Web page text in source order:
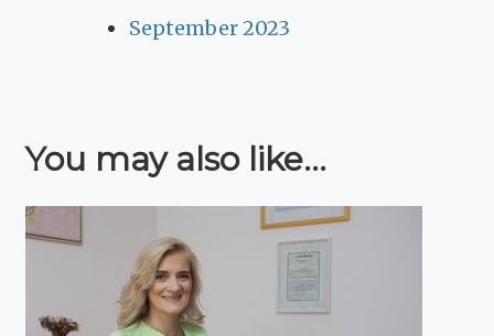
September 2023
You may also like...